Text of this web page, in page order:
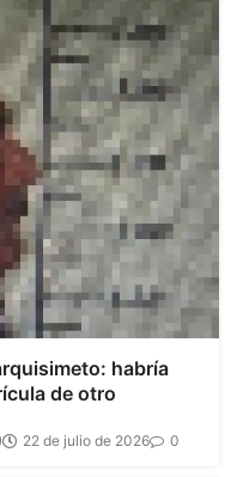
habría
de otro
22 de julio de 2026 0